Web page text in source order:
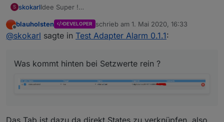
S skokarlIdee Super !
aber nen ganz kleines Beispiel für den Einstieg fehlt
noch ....
edit :
Was kommt hinten bei Setzwerte rein ?
Offline
blauholsten DEVELOPER schrieb am 1. Mai 2020, 16:33
zuletzt editiert von
@skokarl sagte in Test Adapter Alarm 0.1.1:
Was kommt hinten bei Setzwerte rein ?
Das Tab ist dazu da direkt States zu verknüpfen, also